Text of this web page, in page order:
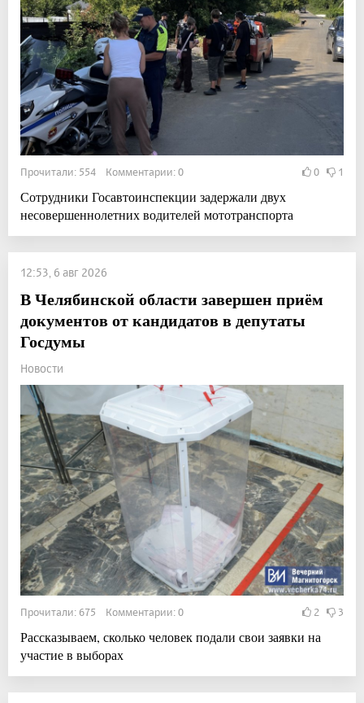
Прочитали: 554 Комментарии: 0 0 1
Сотрудники Госавтоинспекции задержали двух
несовершеннолетних водителей мототранспорта
12:53, 6 авг 2026
В Челябинской области завершен приём
документов от кандидатов в депутаты
Госдумы
Новости
Прочитали: 675 Комментарии: 0 2 3
Рассказываем, сколько человек подали свои заявки на
участие в выборах